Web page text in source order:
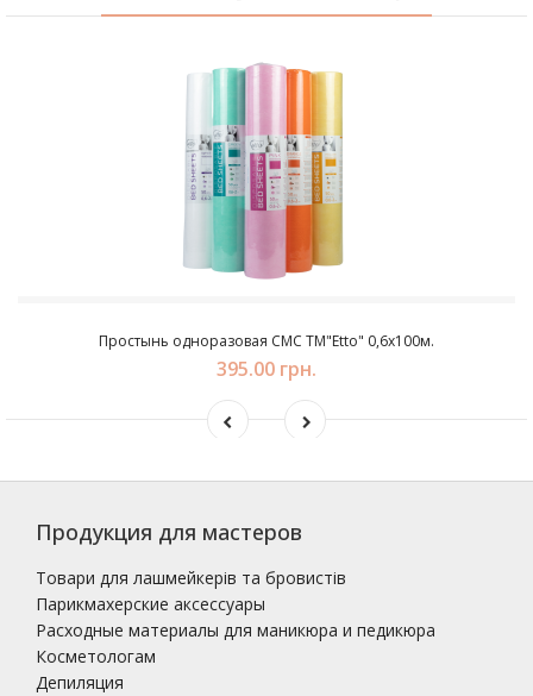
Простынь одноразовая СМС TM"Etto" 0,6х100м.
395.00 грн.
Продукция для мастеров
Товари для лашмейкерів та бровистів
Парикмахерские аксессуары
Расходные материалы для маникюра и педикюра
Косметологам
Депиляция